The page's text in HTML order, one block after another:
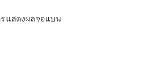
แสดงผลจอแบน